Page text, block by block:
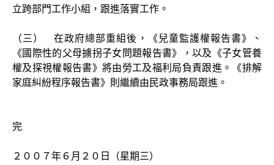
立跨部門工作小組，跟進落實工作。
（三） 在政府總部重組後，《兒童監護權報告書》、
《國際性的父母擄拐子女問題報告書》，以及《子女管養
權及探視權報告書》將由勞工及福利局負責跟進。《排解
家庭糾紛程序報告書》則繼續由民政事務局跟進。
完
２００７年６月２０日（星期三）